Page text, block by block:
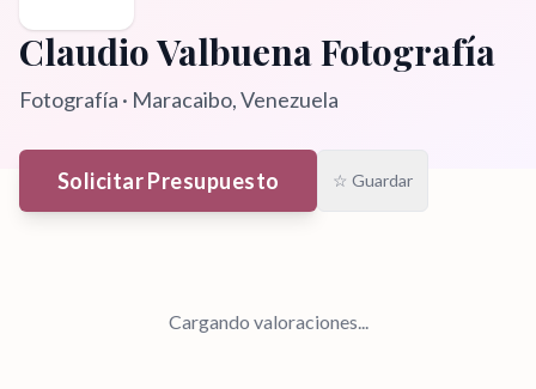
Claudio Valbuena Fotografía
Fotografía · Maracaibo, Venezuela
Solicitar Presupuesto ☆ Guardar
Cargando valoraciones...